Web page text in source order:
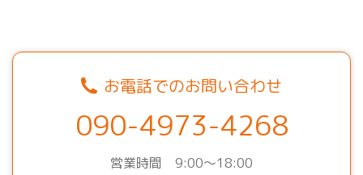
お電話でのお問い合わせ
090-4973-4268
営業時間 9:00～18:00